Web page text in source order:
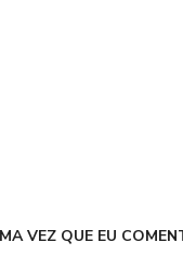
VEZ QUE EU